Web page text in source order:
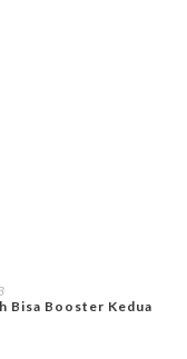
Bisa Booster Kedua